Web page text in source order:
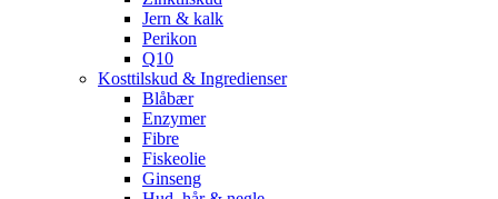
Jern & kalk
Perikon
Q10
Kosttilskud & Ingredienser
Blåbær
Enzymer
Fibre
Fiskeolie
Ginseng